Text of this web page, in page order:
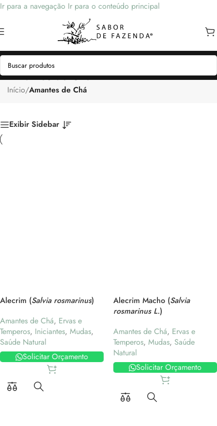
Ir para a navegação Ir para o conteúdo principal
Amantes de Chá
Início/Amantes de Chá
Exibir Sidebar
Alecrim (Salvia rosmarinus)
Amantes de Chá, Ervas e
Temperos, Iniciantes, Mudas,
Saúde Natural
Solicitar Orçamento
Alecrim Macho (Salvia
rosmarinus L.)
Amantes de Chá, Ervas e
Temperos, Mudas, Saúde
Natural
Solicitar Orçamento